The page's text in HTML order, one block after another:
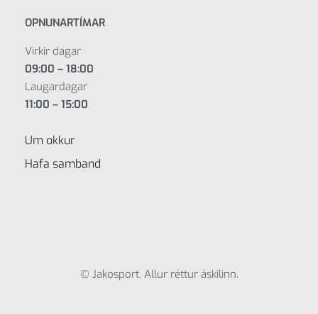
OPNUNARTÍMAR
Virkir dagar
09:00 – 18:00
Laugardagar
11:00 – 15:00
Um okkur
Hafa samband
© Jakosport. Allur réttur áskilinn.